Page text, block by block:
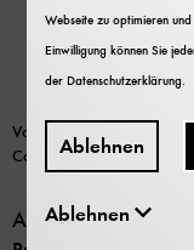
Von Errard erdachte
Canal du Midi errichtet
Auch Errards Werk
Webseite zu optimieren
Einwilligung können Sie
derDatenschutzerklärung.
Ablehnen
Ablehnen